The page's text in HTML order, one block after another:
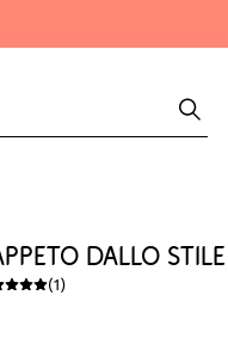
dallo
(1)